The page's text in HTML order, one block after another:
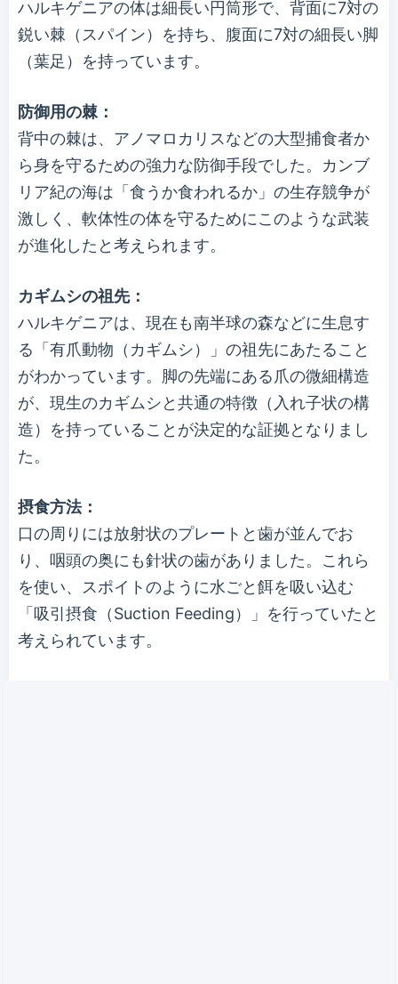
ハルキゲニアの体は細長い円筒形で、背面に7対の
鋭い棘（スパイン）を持ち、腹面に7対の細長い脚
（葉足）を持っています。
防御用の棘：
背中の棘は、アノマロカリスなどの大型捕食者か
ら身を守るための強力な防御手段でした。カンブ
リア紀の海は「食うか食われるか」の生存競争が
激しく、軟体性の体を守るためにこのような武装
が進化したと考えられます。
カギムシの祖先：
ハルキゲニアは、現在も南半球の森などに生息す
る「有爪動物（カギムシ）」の祖先にあたること
がわかっています。脚の先端にある爪の微細構造
が、現生のカギムシと共通の特徴（入れ子状の構
造）を持っていることが決定的な証拠となりまし
た。
摂食方法：
口の周りには放射状のプレートと歯が並んでお
り、咽頭の奥にも針状の歯がありました。これら
を使い、スポイトのように水ごと餌を吸い込む
「吸引摂食（Suction Feeding）」を行っていたと
考えられています。